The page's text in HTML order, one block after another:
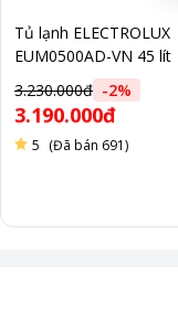
Tủ lạnh ELECTROLUX
EUM0500AD-VN 45 lít
3.230.000đ -2%
3.190.000đ
5 (Đã bán 691)